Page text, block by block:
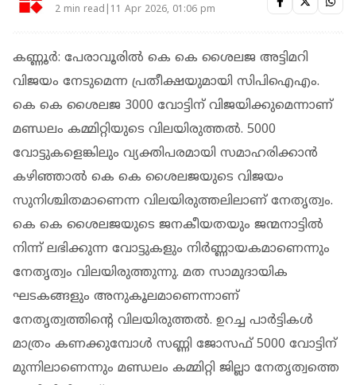
2 min read|11 Apr 2026, 01:06 pm
കണ്ണൂർ: പേരാവൂരിൽ കെ കെ ശൈലജ അട്ടിമറി
വിജയം നേടുമെന്ന പ്രതീക്ഷയുമായി സിപിഐഎം.
കെ കെ ശൈലജ 3000 വോട്ടിന് വിജയിക്കുമെന്നാണ്
മണ്ഡലം കമ്മിറ്റിയുടെ വിലയിരുത്തൽ. 5000
വോട്ടുകളെങ്കിലും വ്യക്തിപരമായി സമാഹരിക്കാൻ
കഴിഞ്ഞാൽ കെ കെ ശൈലജയുടെ വിജയം
സുനിശ്ചിതമാണെന്ന വിലയിരുത്തലിലാണ് നേതൃത്വം.
കെ കെ ശൈലജയുടെ ജനകീയതയും ജന്മനാട്ടിൽ
നിന്ന് ലഭിക്കുന്ന വോട്ടുകളും നിർ‌ണ്ണായകമാണെന്നും
നേതൃത്വം വിലയിരുത്തുന്നു. മത സാമുദായിക
ഘടകങ്ങളും അനുകൂലമാണെന്നാണ്
നേതൃത്വത്തിൻ്റെ വിലയിരുത്തൽ. ഉറച്ച പാർട്ടികൾ
മാത്രം കണക്കുമ്പോൾ സണ്ണി ജോസഫ് 5000 വോട്ടിന്
മുന്നിലാണെന്നും മണ്ഡലം കമ്മിറ്റി ജില്ലാ നേതൃത്വത്തെ